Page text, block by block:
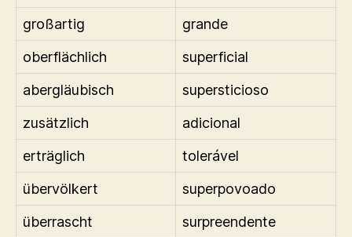
großartig
grande
oberflächlich
superficial
abergläubisch
supersticioso
zusätzlich
adicional
erträglich
tolerável
übervölkert
superpovoado
überrascht
surpreendente